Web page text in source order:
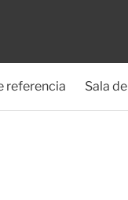
referencia Sala